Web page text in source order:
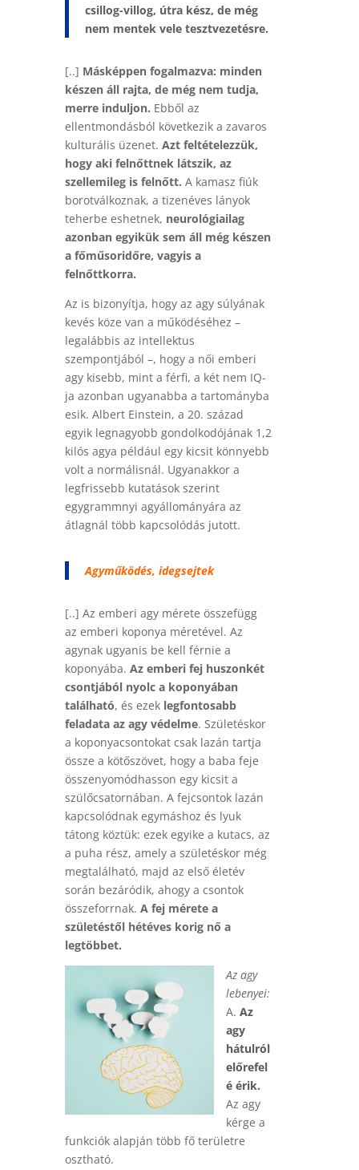
csillog-villog, útra kész, de még
nem mentek vele tesztvezetésre.
[..] Másképpen fogalmazva: minden
készen áll rajta, de még nem tudja,
merre induljon. Ebből az
ellentmondásból következik a zavaros
kulturális üzenet. Azt feltételezzük,
hogy aki felnőttnek látszik, az
szellemileg is felnőtt. A kamasz fiúk
borotválkoznak, a tizenéves lányok
teherbe eshetnek, neurológiailag
azonban egyikük sem áll még készen
a főműsoridőre, vagyis a
felnőttkorra.
Az is bizonyítja, hogy az agy súlyának
kevés köze van a működéséhez –
legalábbis az intellektus
szempontjából –, hogy a női emberi
agy kisebb, mint a férfi, a két nem IQ-
ja azonban ugyanabba a tartományba
esik. Albert Einstein, a 20. század
egyik legnagyobb gondolkodójának 1,2
kilós agya például egy kicsit könnyebb
volt a normálisnál. Ugyanakkor a
legfrissebb kutatások szerint
egygrammnyi agyállományára az
átlagnál több kapcsolódás jutott.
Agyműködés, idegsejtek
[..] Az emberi agy mérete összefügg
az emberi koponya méretével. Az
agynak ugyanis be kell férnie a
koponyába. Az emberi fej huszonkét
csontjából nyolc a koponyában
található, és ezek legfontosabb
feladata az agy védelme. Születéskor
a koponyacsontokat csak lazán tartja
össze a kötőszövet, hogy a baba feje
összenyomódhasson egy kicsit a
szülőcsatornában. A fejcsontok lazán
kapcsolódnak egymáshoz és lyuk
tátong köztük: ezek egyike a kutacs, az
a puha rész, amely a születéskor még
megtalálható, majd az első életév
során bezáródik, ahogy a csontok
összeforrnak. A fej mérete a
születéstől hétéves korig nő a
legtöbbet.
Az agy
lebenyei:
A. Az
agy
hátulról
előrefel
é érik.
Az agy
kérge a
funkciók alapján több fő területre
osztható.